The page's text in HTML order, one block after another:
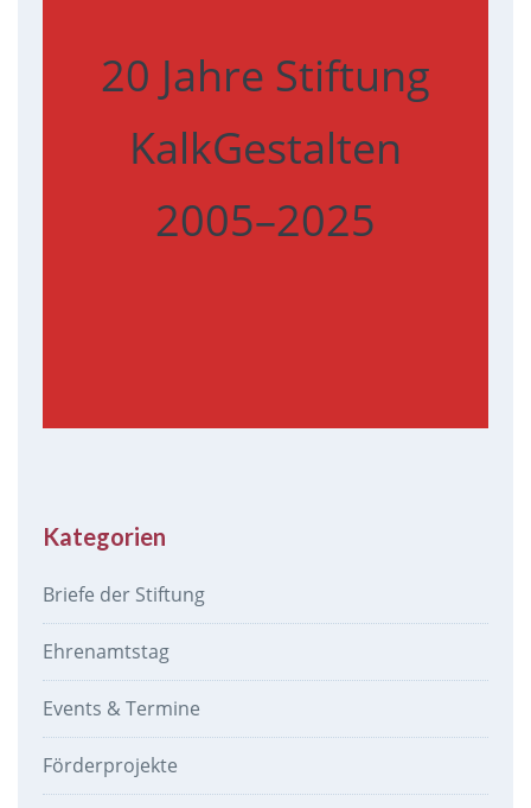
20 Jahre Stiftung
KalkGestalten
2005–2025
Kategorien
Briefe der Stiftung
Ehrenamtstag
Events & Termine
Förderprojekte